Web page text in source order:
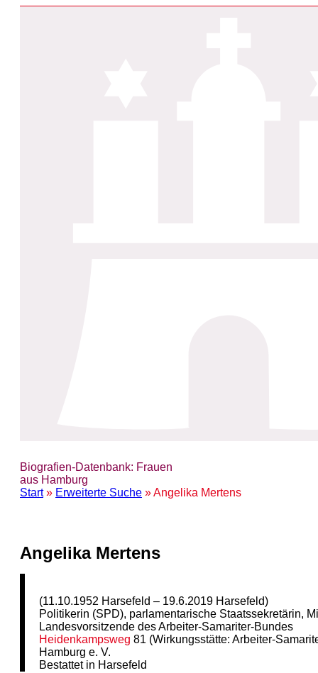
Biografien-Datenbank: Frauen
aus Hamburg
Start» Erweiterte Suche » Angelika Mertens
Angelika Mertens
(11.10.1952 Harsefeld – 19.6.2019 Harsefeld)
Politikerin (SPD), parlamentarische Staatssekretärin,
Landesvorsitzende des Arbeiter-Samariter-Bundes
Heidenkampsweg 81 (Wirkungsstätte: Arbeiter-
Hamburg e. V.
Bestattet in Harsefeld